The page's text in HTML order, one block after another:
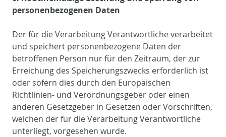
personenbezogenen Daten
Der für die Verarbeitung Verantwortliche verarbeitet
und speichert personenbezogene Daten der
betroffenen Person nur für den Zeitraum, der zur
Erreichung des Speicherungszwecks erforderlich ist
oder sofern dies durch den Europäischen
Richtlinien- und Verordnungsgeber oder einen
anderen Gesetzgeber in Gesetzen oder Vorschriften,
welchen der für die Verarbeitung Verantwortliche
unterliegt, vorgesehen wurde.